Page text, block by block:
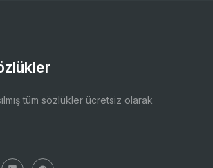
tüm sözlükler ücretsiz olarak